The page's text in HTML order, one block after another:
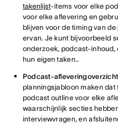
takenlijst-items voor elke
voor elke aflevering en
blijven voor de timing van
ervan. Je kunt bijvoorbeeld
onderzoek, podcast-
hun eigen taken..
Podcast-
planningsjabloon maken dat
podcast outline voor elke
waarschijnlijk secties
interviewvragen, en